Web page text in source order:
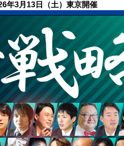
年3月13日（土）東京開催